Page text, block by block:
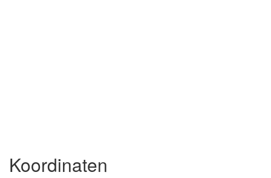
Koordinaten